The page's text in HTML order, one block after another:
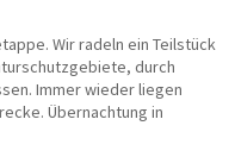
Wir radeln ein Teilstück
durch
Immer wieder liegen
Übernachtung in